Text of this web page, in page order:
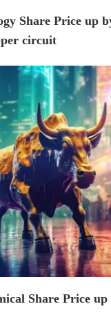
Share Price up
circuit
Share Price